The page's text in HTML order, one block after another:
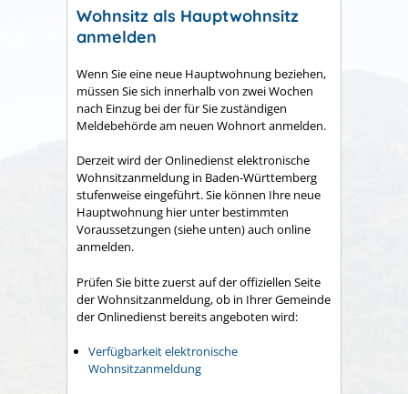
Wohnsitz als Hauptwohnsitz
anmelden
Wenn Sie eine neue Hauptwohnung beziehen,
müssen Sie sich innerhalb von zwei Wochen
nach Einzug bei der für Sie zuständigen
Meldebehörde am neuen Wohnort anmelden.
Derzeit wird der Onlinedienst elektronische
Wohnsitzanmeldung in Baden-Württemberg
stufenweise eingeführt. Sie können Ihre neue
Hauptwohnung hier unter bestimmten
Voraussetzungen (siehe unten) auch online
anmelden.
Prüfen Sie bitte zuerst auf der offiziellen Seite
der Wohnsitzanmeldung, ob in Ihrer Gemeinde
der Onlinedienst bereits angeboten wird:
Verfügbarkeit elektronische
Wohnsitzanmeldung